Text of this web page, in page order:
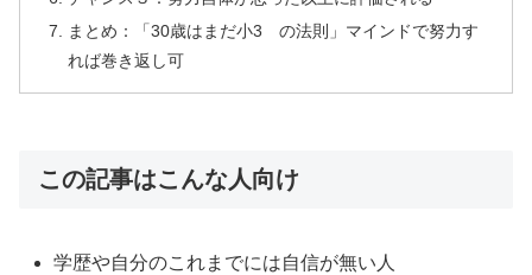
まとめ：「30歳はまだ小3 の法則」マインドで努力す
れば巻き返し可
この記事はこんな人向け
学歴や自分のこれまでには自信が無い人